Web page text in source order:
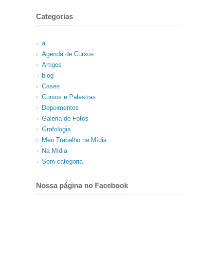
Categorias
a
Agenda de Cursos
Artigos
blog
Cases
Cursos e Palestras
Depoimentos
Galeria de Fotos
Grafologia
Meu Trabalho na Mídia
Na Mídia
Sem categoria
Nossa página no Facebook